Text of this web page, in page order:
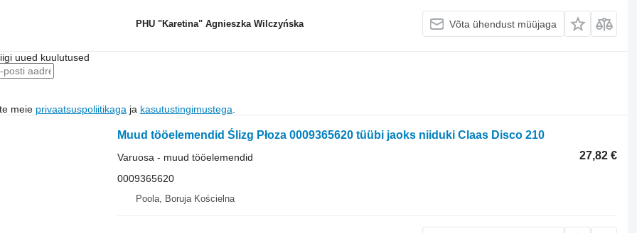
PHU "Karetina" Agnieszka Wilczyńska Võta ühendust müüjaga
uued kuulutused
meie privaatsuspoliitikaga ja kasutustingimustega
Muud tööelemendid Ślizg Płoza 0009365620 tüübi jaoks niiduki Claas Disco 210
27,82 €
Varuosa - muud tööelemendid
0009365620
Poola, Boruja Kościelna